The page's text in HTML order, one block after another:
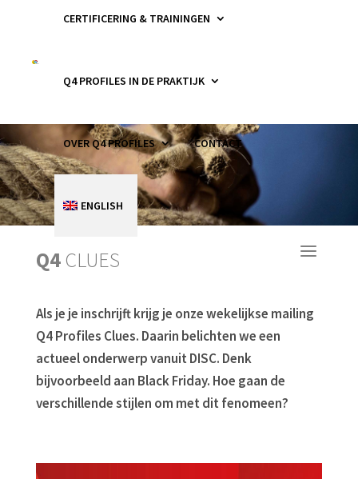
CERTIFICERING & TRAININGEN
Q4 PROFILES IN DE PRAKTIJK
OVER Q4 PROFILES CONTACT
ENGLISH
Q4CLUES
Als je je inschrijft krijg je onze wekelijkse mailing
Q4 Profiles Clues. Daarin belichten we een
actueel onderwerp vanuit DISC. Denk
bijvoorbeeld aan Black Friday. Hoe gaan de
verschillende stijlen om met dit fenomeen?